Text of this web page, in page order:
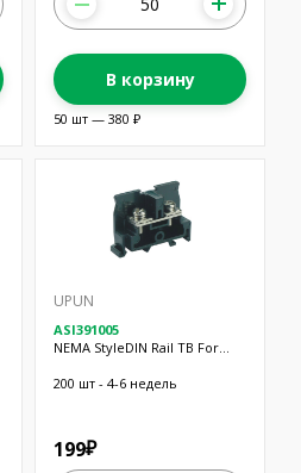
В корзину
50 шт — 380 ₽
UPUN
ASI391005
NEMA StyleDIN Rail TB For
200 шт - 4-6 недель
199₽